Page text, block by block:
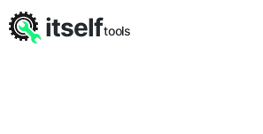
itselftools